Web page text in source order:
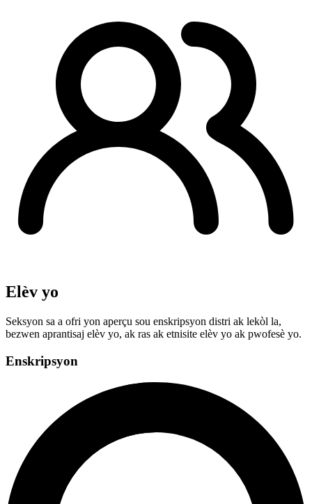
Elèv yo
Seksyon sa a ofri yon aperçu sou enskripsyon distri ak lekòl la,
bezwen aprantisaj elèv yo, ak ras ak etnisite elèv yo ak pwofesè yo.
Enskripsyon